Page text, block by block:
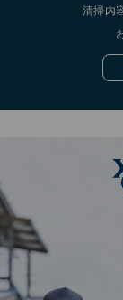
清掃内